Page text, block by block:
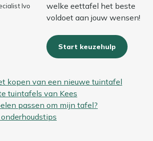
Ivo
welke eettafel het beste
voldoet aan jouw wensen!
Start keuzehulp
kopen van een nieuwe tuintafel
tuintafels van Kees
passen om mijn tafel?